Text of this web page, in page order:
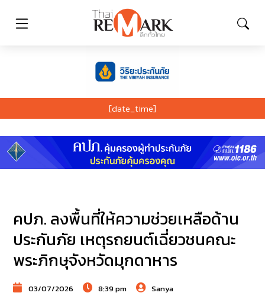
[date_time]
คปภ. ลงพื้นที่ให้ความช่วยเหลือด้าน
ประกันภัย เหตุรถยนต์เฉี่ยวชนคณะ
พระภิกษุจังหวัดมุกดาหาร
03/07/2026 8:39 pm Sanya